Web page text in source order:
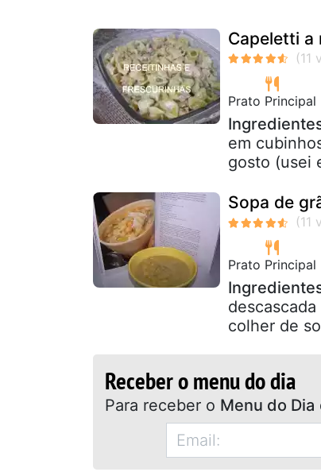
Capeletti a
Prato Principal
em
gosto (usei
Sopa de
Prato Principal
colher de
Receber o menu do dia
Para receber o Menu do Dia